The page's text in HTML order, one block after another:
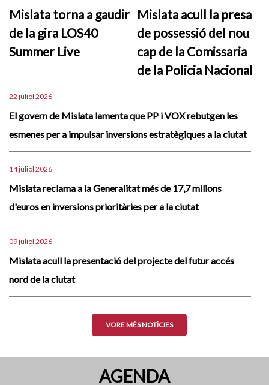
Mislata torna a gaudir
de la gira LOS40
Summer Live
Mislata acull la presa
de possessió del nou
cap de la Comissaria
de la Policia Nacional
22 juliol 2026
El govern de Mislata lamenta que PP i VOX rebutgen les
esmenes per a impulsar inversions estratègiques a la ciutat
14 juliol 2026
Mislata reclama a la Generalitat més de 17,7 milions
d'euros en inversions prioritàries per a la ciutat
09 juliol 2026
Mislata acull la presentació del projecte del futur accés
nord de la ciutat
VORE MÉS NOTÍCIES
AGENDA